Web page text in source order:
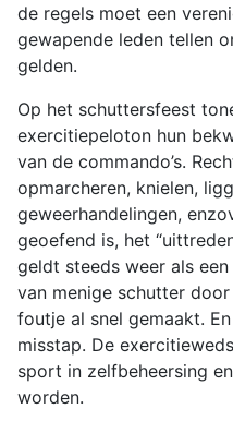
de regels moet een
gewapende leden tellen
gelden.
Op het schuttersfeest
exercitiepeloton hun
van de commando’s.
opmarcheren, knielen,
geweerhandelingen,
geoefend is, het
geldt steeds weer als
van menige schutter
foutje al snel gemaakt.
misstap. De
sport in zelfbeheersing
worden.